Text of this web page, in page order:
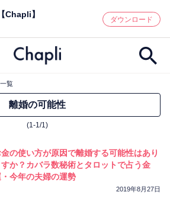
定記事・占い師検索
師 キャンペーン
Chapli】
ダウンロード
覧
離婚の可能性
(1-1/1)
金の使い方が原因で離婚する可能性はあり
すか？カバラ数秘術とタロットで占う金
今年の夫婦の運勢
2019年8月27日